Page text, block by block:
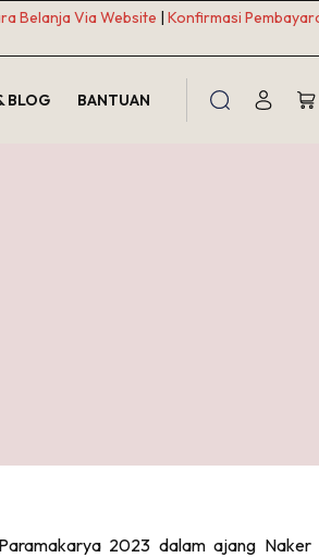
untuk tujuan lain yang dijelaskan dalam
Belanja Via Website | Konfirmasi
BLOG BANTUAN
2023 dalam ajang